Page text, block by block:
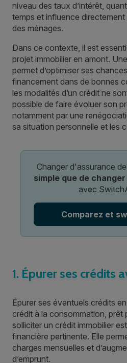
niveau des taux d’intérêt,
temps et influence directement
des ménages.
Dans ce contexte, il est
projet immobilier en amont.
permet d’optimiser ses
financement dans de bonnes
les modalités d’un crédit ne
possible de faire évoluer son
notamment par une
sa situation personnelle et les
Changer d'assurance
simple que de
avec
Comparez et
1. Épurer ses crédits
Épurer ses éventuels crédits
crédit à la consommation,
solliciter un crédit immobilier
financière pertinente. Elle
charges mensuelles et
d’emprunt.